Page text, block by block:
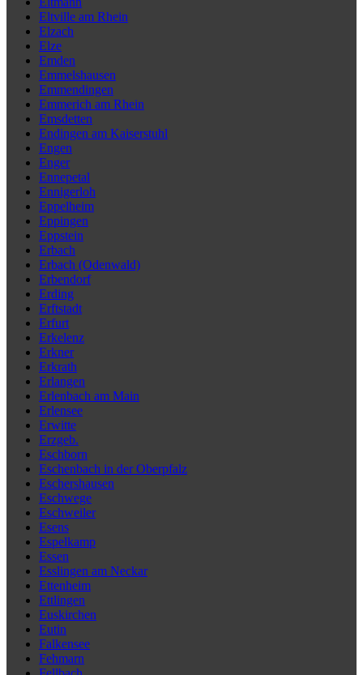
Eltville am Rhein
Elzach
Elze
Emden
Emmelshausen
Emmendingen
Emmerich am Rhein
Emsdetten
Endingen am Kaiserstuhl
Engen
Enger
Ennepetal
Ennigerloh
Eppelheim
Eppingen
Eppstein
Erbach
Erbach (Odenwald)
Erbendorf
Erding
Erftstadt
Erfurt
Erkelenz
Erkner
Erkrath
Erlangen
Erlenbach am Main
Erlensee
Erwitte
Erzgeb.
Eschborn
Eschenbach in der Oberpfalz
Eschershausen
Eschwege
Eschweiler
Esens
Espelkamp
Essen
Esslingen am Neckar
Ettenheim
Ettlingen
Euskirchen
Eutin
Falkensee
Fehmarn